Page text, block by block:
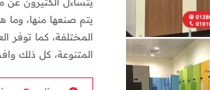
يتم صنعها منها،
المختلفة، كما توفر
المتنوعة، كل ذلك